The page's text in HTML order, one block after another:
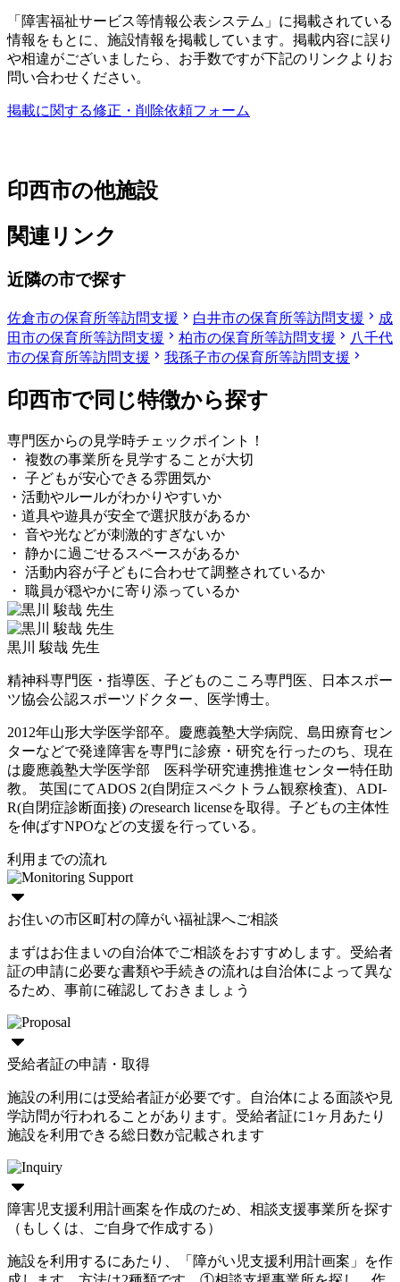
「障害福祉サービス等情報公表システム」に掲載されている
情報をもとに、施設情報を掲載しています。掲載内容に誤り
や相違がございましたら、お手数ですが下記のリンクよりお
問い合わせください。
掲載に関する修正・削除依頼フォーム
印西市の他施設
関連リンク
近隣の市で探す
佐倉市の保育所等訪問支援 白井市の保育所等訪問支援
成
田市の保育所等訪問支援
柏市の保育所等訪問支援
八千代
市の保育所等訪問支援
我孫子市の保育所等訪問支援
印西市で同じ特徴から探す
専門医からの見学時チェックポイント！
・ 複数の事業所を見学することが大切
・ 子どもが安心できる雰囲気か
・活動やルールがわかりやすいか
・道具や遊具が安全で選択肢があるか
・ 音や光などが刺激的すぎないか
・ 静かに過ごせるスペースがあるか
・ 活動内容が子どもに合わせて調整されているか
・ 職員が穏やかに寄り添っているか
黒川 駿哉 先生
精神科専門医・指導医、子どものこころ専門医、日本スポー
ツ協会公認スポーツドクター、医学博士。
2012年山形大学医学部卒。慶應義塾大学病院、島田療育セン
ターなどで発達障害を専門に診療・研究を行ったのち、現在
は慶應義塾大学医学部 医科学研究連携推進センター特任助
教。 英国にてADOS 2(自閉症スペクトラム観察検査)、ADI-
R(自閉症診断面接) のresearch licenseを取得。子どもの主体性
を伸ばすNPOなどの支援を行っている。
利用までの流れ
お住いの市区町村の障がい福祉課へご相談
まずはお住まいの自治体でご相談をおすすめします。受給者
証の申請に必要な書類や手続きの流れは自治体によって異な
るため、事前に確認しておきましょう
受給者証の申請・取得
施設の利用には受給者証が必要です。自治体による面談や見
学訪問が行われることがあります。受給者証に1ヶ月あたり
施設を利用できる総日数が記載されます
障害児支援利用計画案を作成のため、相談支援事業所を探す
（もしくは、ご自身で作成する）
施設を利用するにあたり、「障がい児支援利用計画案」を作